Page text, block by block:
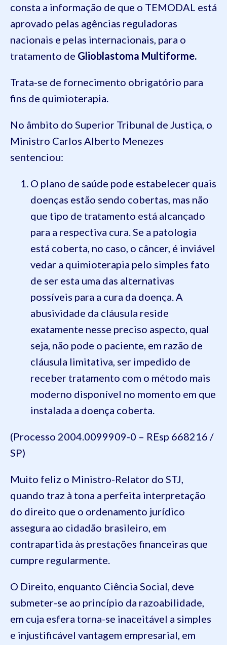
consta a informação de que o TEMODAL está
aprovado pelas agências reguladoras
nacionais e pelas internacionais, para o
tratamento de Glioblastoma Multiforme.
Trata-se de fornecimento obrigatório para
fins de quimioterapia.
No âmbito do Superior Tribunal de Justiça, o
Ministro Carlos Alberto Menezes
sentenciou:
O plano de saúde pode estabelecer quais
doenças estão sendo cobertas, mas não
que tipo de tratamento está alcançado
para a respectiva cura. Se a patologia
está coberta, no caso, o câncer, é inviável
vedar a quimioterapia pelo simples fato
de ser esta uma das alternativas
possíveis para a cura da doença. A
abusividade da cláusula reside
exatamente nesse preciso aspecto, qual
seja, não pode o paciente, em razão de
cláusula limitativa, ser impedido de
receber tratamento com o método mais
moderno disponível no momento em que
instalada a doença coberta.
(Processo 2004.0099909-0 – REsp 668216 /
SP)
Muito feliz o Ministro-Relator do STJ,
quando traz à tona a perfeita interpretação
do direito que o ordenamento jurídico
assegura ao cidadão brasileiro, em
contrapartida às prestações financeiras que
cumpre regularmente.
O Direito, enquanto Ciência Social, deve
submeter-se ao princípio da razoabilidade,
em cuja esfera torna-se inaceitável a simples
e injustificável vantagem empresarial, em